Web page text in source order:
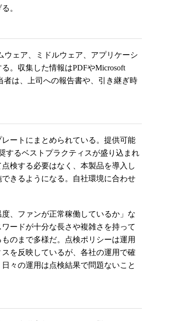
。
ェア、ミドルウェア、アプリケーシ
。収集した情報はPDFやMicrosoft
者は、上司への報告書や、引き継ぎ時
ートにまとめられている。提供可能
するベストプラクティスが盛り込まれ
検する必要はなく、本製品を導入し
きるようになる。自社環境に合わせ
、ファンが正常稼働しているか」な
ードが十分な長さや複雑さを持って
のまで多様だ。点検ポリシーは運用
を反映しているが、各社の運用で確
々の運用は点検結果で問題ないこと